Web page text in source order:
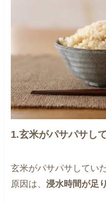
1.玄米がパサパサし
玄米がパサパサしてい
原因は、浸水時間が足